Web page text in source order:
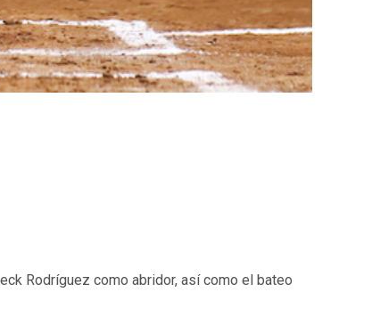
Rodríguez como abridor, así como el bateo